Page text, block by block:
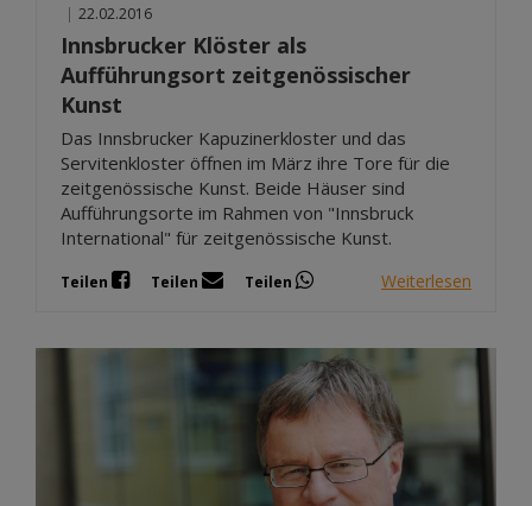
| 22.02.2016
Innsbrucker Klöster als
Aufführungsort zeitgenössischer
Kunst
Das Innsbrucker Kapuzinerkloster und das
Servitenkloster öffnen im März ihre Tore für die
zeitgenössische Kunst. Beide Häuser sind
Aufführungsorte im Rahmen von "Innsbruck
International" für zeitgenössische Kunst.
Teilen Teilen Teilen Weiterlesen